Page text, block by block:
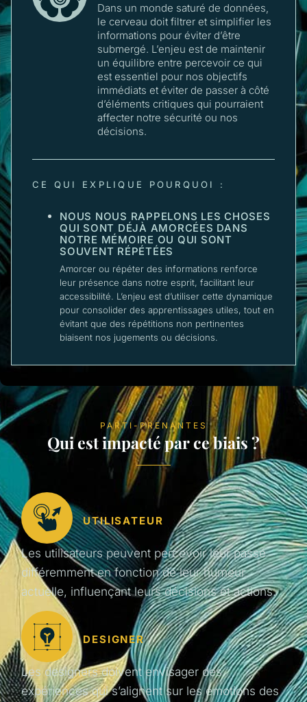
Dans un monde saturé de données,
le cerveau doit filtrer et simplifier les
informations pour éviter d’être
submergé. L’enjeu est de maintenir
un équilibre entre percevoir ce qui
est essentiel pour nos objectifs
immédiats et éviter de passer à côté
d’éléments critiques qui pourraient
affecter notre sécurité ou nos
décisions.
CE QUI EXPLIQUE POURQUOI :
NOUS NOUS RAPPELONS LES CHOSES
QUI SONT DÉJÀ AMORCÉES DANS
NOTRE MÉMOIRE OU QUI SONT
SOUVENT RÉPÉTÉES
Amorcer ou répéter des informations renforce
leur présence dans notre esprit, facilitant leur
accessibilité. L’enjeu est d’utiliser cette dynamique
pour consolider des apprentissages utiles, tout en
évitant que des répétitions non pertinentes
biaisent nos jugements ou décisions.
PARTI-PRENANTES
Qui est impacté par ce biais ?
UTILISATEUR
Les utilisateurs peuvent percevoir leur passé
différemment en fonction de leur humeur
actuelle, influençant leurs décisions et actions.
DESIGNER
Les designers doivent envisager des
expériences qui s’alignent sur les émotions des